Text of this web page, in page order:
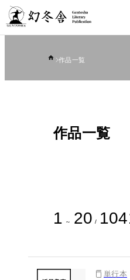
作品一覧
作品一覧
1 ～ 20 /
単行本